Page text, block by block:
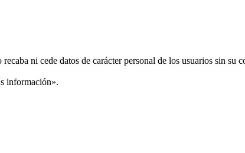
ni cede datos de carácter personal de los usuarios sin su
información».